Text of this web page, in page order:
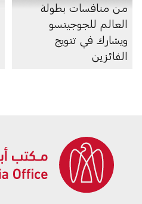
من منافسات بطولة
العالم للجوجيتسو
ويشارك في تتويج
الفائزين